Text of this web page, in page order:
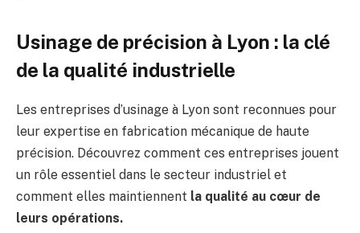
Usinage de précision à Lyon : la clé
de la qualité industrielle
Les entreprises d’usinage à Lyon sont reconnues pour
leur expertise en fabrication mécanique de haute
précision. Découvrez comment ces entreprises jouent
un rôle essentiel dans le secteur industriel et
comment elles maintiennent la qualité au cœur de
leurs opérations.